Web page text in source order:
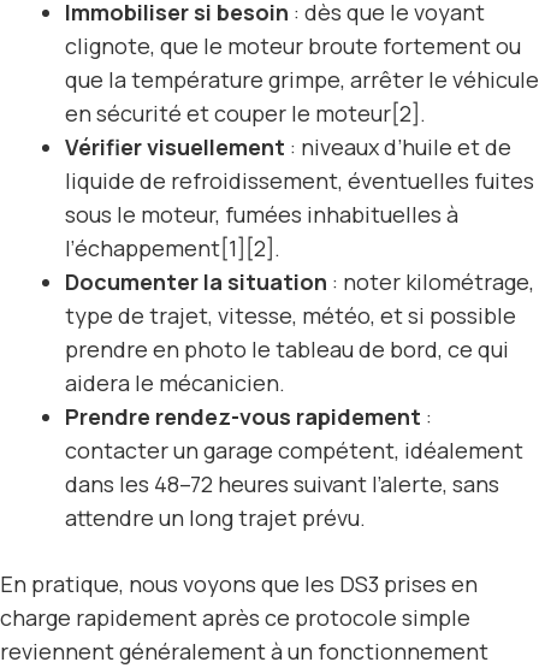
Immobiliser si besoin : dès que le voyant
clignote, que le moteur broute fortement ou
que la température grimpe, arrêter le véhicule
en sécurité et couper le moteur[2].
Vérifier visuellement : niveaux d’huile et de
liquide de refroidissement, éventuelles fuites
sous le moteur, fumées inhabituelles à
l’échappement[1][2].
Documenter la situation : noter kilométrage,
type de trajet, vitesse, météo, et si possible
prendre en photo le tableau de bord, ce qui
aidera le mécanicien.
Prendre rendez-vous rapidement :
contacter un garage compétent, idéalement
dans les 48–72 heures suivant l’alerte, sans
attendre un long trajet prévu.
En pratique, nous voyons que les DS3 prises en
charge rapidement après ce protocole simple
reviennent généralement à un fonctionnement